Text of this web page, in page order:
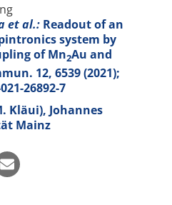
et al.: Readout of an
system by
of Mn2Au and
12, 6539 (2021);
26892-7
Kläui), Johannes
Mainz